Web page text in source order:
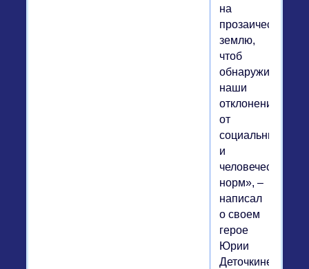
на
прозаическую
землю,
чтоб
обнаружить
наши
отклонения
от
социальных
и
человеческих
норм», –
написал
о своем
герое
Юрии
Деточкине